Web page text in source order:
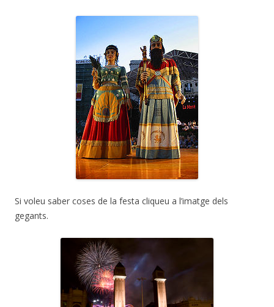
Si voleu saber coses de la festa cliqueu a l’imatge dels
gegants.